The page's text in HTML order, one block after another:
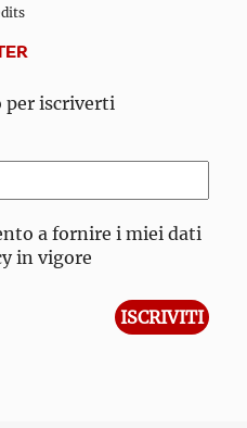
per iscriverti
a fornire i miei dati
in vigore